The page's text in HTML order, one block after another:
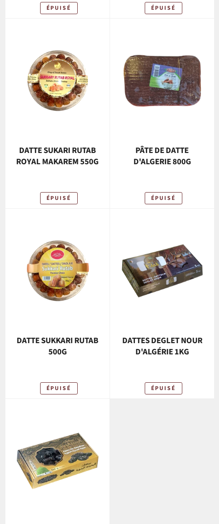
ÉPUISÉ ÉPUISÉ
DATTE SUKARI RUTAB
ROYAL MAKAREM 550G
ÉPUISÉ
PÂTE DE DATTE
D'ALGERIE 800G
ÉPUISÉ
DATTE SUKKARI RUTAB
500G
ÉPUISÉ
DATTES DEGLET NOUR
D'ALGÉRIE 1KG
ÉPUISÉ